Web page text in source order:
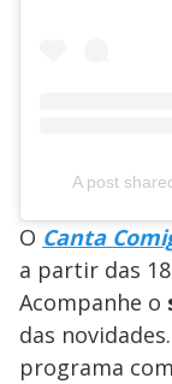
A post
O Canta
a partir das
Acompanhe o
das
programa